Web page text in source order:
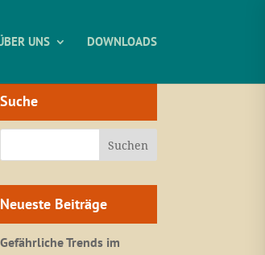
UNS DOWNLOADS
Suche
Neueste Beiträge
Gefährliche Trends im